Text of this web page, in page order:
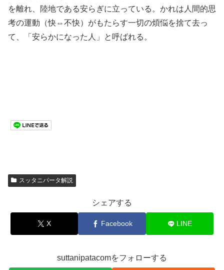
を離れ、陸地である安らぎに立っている。かれは人間的思
考の運動（快⇔不快）がもたらす一切の煩悩を捨て去っ
て、「安らかになった人」と呼ばれる。
スッタニパータ解説
シェアする
X Facebook LINE
suttanipatacomをフォローする